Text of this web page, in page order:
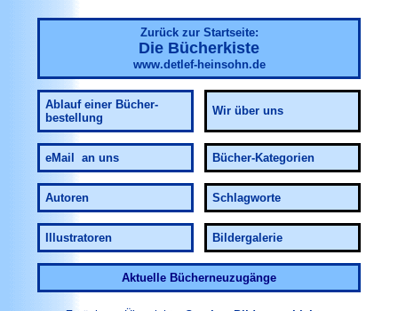
Zurück zur Startseite:
Die Bücherkiste
www.detlef-heinsohn.de
Ablauf einer Bücher-
bestellung
Wir über uns
eMail an uns Bücher-Kategorien
Autoren Schlagworte
Illustratoren Bildergalerie
Aktuelle Bücherneuzugänge